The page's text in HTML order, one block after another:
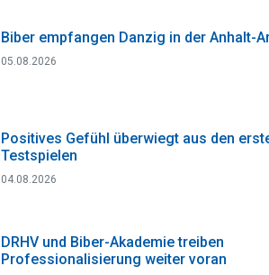
Biber empfangen Danzig in der Anhalt-
05.08.2026
Positives Gefühl überwiegt aus den
Testspielen
04.08.2026
DRHV und Biber-Akademie treiben
Professionalisierung weiter voran